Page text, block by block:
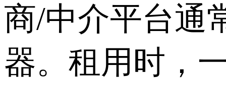
商/中介平台通
器。租用时，